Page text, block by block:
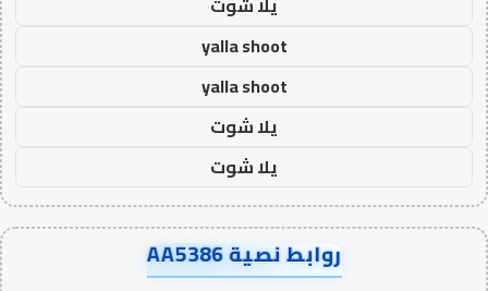
yalla shoot
yalla shoot
يلا شوت
يلا شوت
روابط نصية AA5386